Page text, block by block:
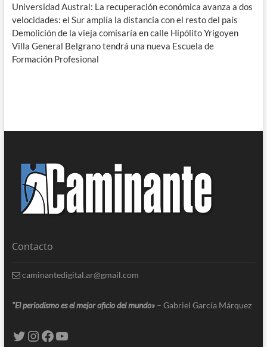
Universidad Austral: La recuperación económica avanza a dos
velocidades: el Sur amplía la distancia con el resto del país
Demolición de la vieja comisaría en calle Hipólito Yrigoyen
Villa General Belgrano tendrá una nueva Escuela de
Formación Profesional
Contacto
caminantedigital.ar@gmail.com
“El periodismo es el mejor oficio del mundo» – Gabriel García Márquez